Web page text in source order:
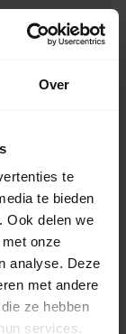
Over
te
te bieden
Ook delen we
onze
analyse. Deze
met andere
ze hebben
services.
separater
und
für